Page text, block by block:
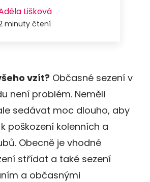
vzít? Občasné sezení v
není problém. Neměli
sedávat moc dlouho, aby
poškození kolenních a
Obecně je vhodné
střídat a také sezení
a občasnými